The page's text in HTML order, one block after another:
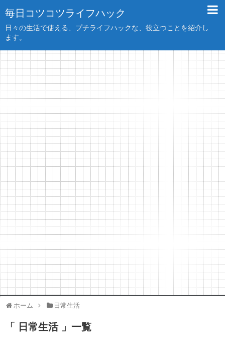
毎日コツコツライフハック
日々の生活で使える、プチライフハックな、役立つことを紹介し
ます。
ホーム 日常生活
「 日常生活 」一覧